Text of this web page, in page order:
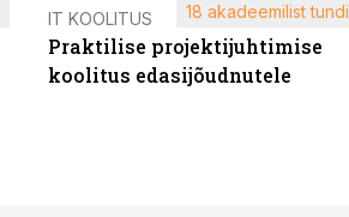
IT KOOLITUS
Praktilise projektijuhtimise
koolitus edasijõudnutele
18 akadeemilist tundi